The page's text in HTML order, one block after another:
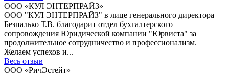
ООО «КУЛ ЭНТЕРПРАЙЗ»
ООО "КУЛ ЭНТЕРПРАЙЗ" в лице генерального директора
Безпалько Т.В. благодарит отдел бухгалтерского
сопровождения Юридической компании "Юрвиста" за
продолжительное сотрудничество и профессионализм.
Желаем успехов и...
Весь отзыв
ООО «РичЭстейт»